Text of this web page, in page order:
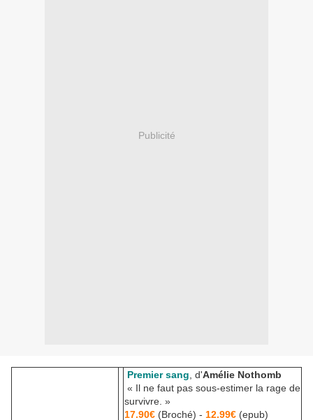
Publicité
Premier sang , d'Amélie Nothomb
« Il ne faut pas sous-estimer la rage de
survivre. »
17.90€ (Broché) - 12.99€ (epub)